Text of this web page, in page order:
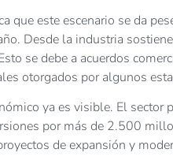
que este escenario se da
Desde la industria
se debe a acuerdos
otorgados por algunos
ya es visible. El
por más de 2.500
de expansión y